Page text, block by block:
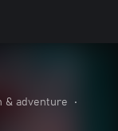
& adventure
•